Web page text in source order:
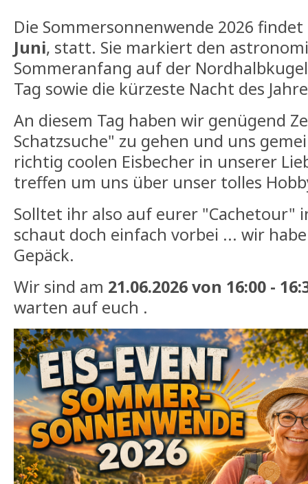
Die Sommersonnenwende 2026
Juni, statt. Sie markiert den
Sommeranfang auf der
Tag sowie die kürzeste Nacht des
An diesem Tag haben wir genügend
Schatzsuche" zu gehen und uns
richtig coolen Eisbecher in unserer
treffen um uns über unser tolles
Solltet ihr also auf eurer "Cachetour"
schaut doch einfach vorbei ... wir
Gepäck.
Wir sind am 21.06.2026 von 16:00 -
warten auf euch .